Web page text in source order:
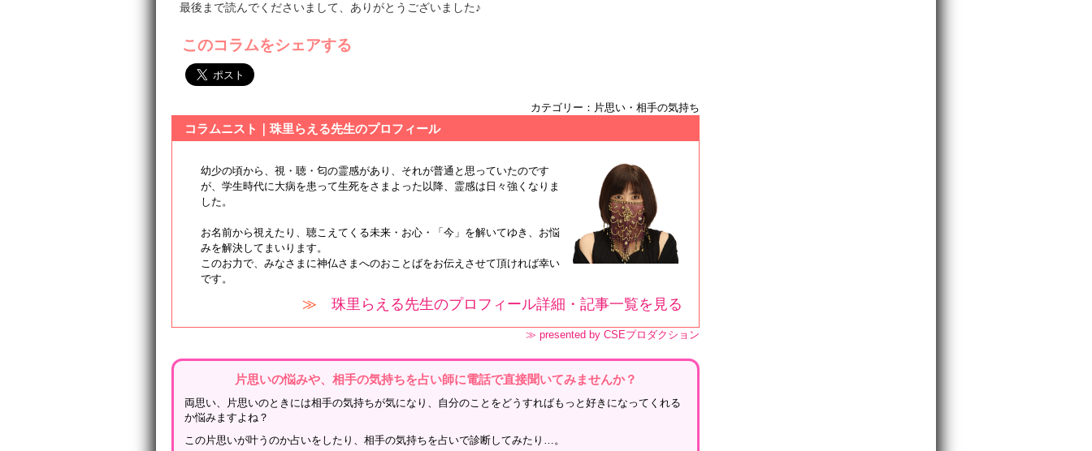
最後まで読んでくださいまして、ありがとうございました♪
このコラムをシェアする
カテゴリー：片思い・相手の気持ち
コラムニスト｜珠里らえる先生のプロフィール
幼少の頃から、視・聴・匂の霊感があり、それが普通と思っていたのです
が、学生時代に大病を患って生死をさまよった以降、霊感は日々強くなりま
した。
お名前から視えたり、聴こえてくる未来・お心・「今」を解いてゆき、お悩
みを解決してまいります。
このお力で、みなさまに神仏さまへのおことばをお伝えさせて頂ければ幸い
です。
≫ 珠里らえる先生のプロフィール詳細・記事一覧を見る
≫ presented by CSEプロダクション
片思いの悩みや、相手の気持ちを占い師に電話で直接聞いてみませんか？
両思い、片思いのときには相手の気持ちが気になり、自分のことをどうすればもっと好きになってくれる
か悩みますよね？
この片思いが叶うのか占いをしたり、相手の気持ちを占いで診断してみたり…。